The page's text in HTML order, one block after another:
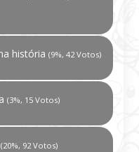
história (9%, 42 Votos)
(3%, 15 Votos)
(20%, 92 Votos)